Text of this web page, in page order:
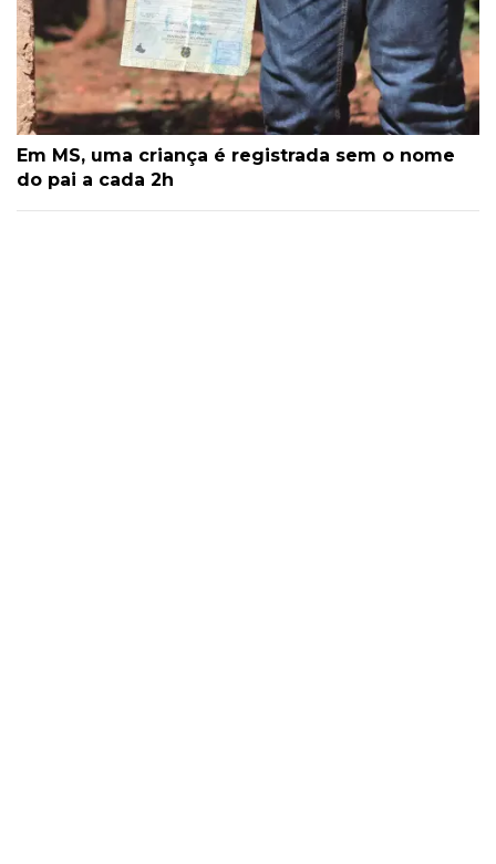
Em MS, uma criança é registrada sem o nome
do pai a cada 2h